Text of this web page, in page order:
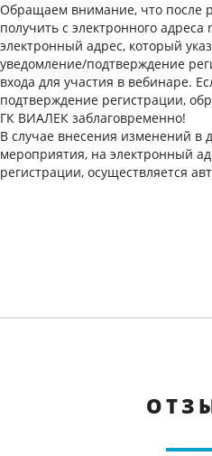
Обращаем внимание, что после
получить с электронного
электронный адрес, который
уведомление/подтверждение
входа для участия в вебинаре.
подтверждение регистрации,
ГК ВИАЛЕК заблаговременно!
В случае внесения изменений в
мероприятия, на электронный
регистрации, осуществляется